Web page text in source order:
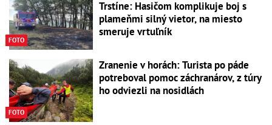
FOTO
Trstíne: Hasičom komplikuje boj s
plameňmi silný vietor, na miesto
smeruje vrtuľník
FOTO
Zranenie v horách: Turista po páde
potreboval pomoc záchranárov, z túry
ho odviezli na nosidlách